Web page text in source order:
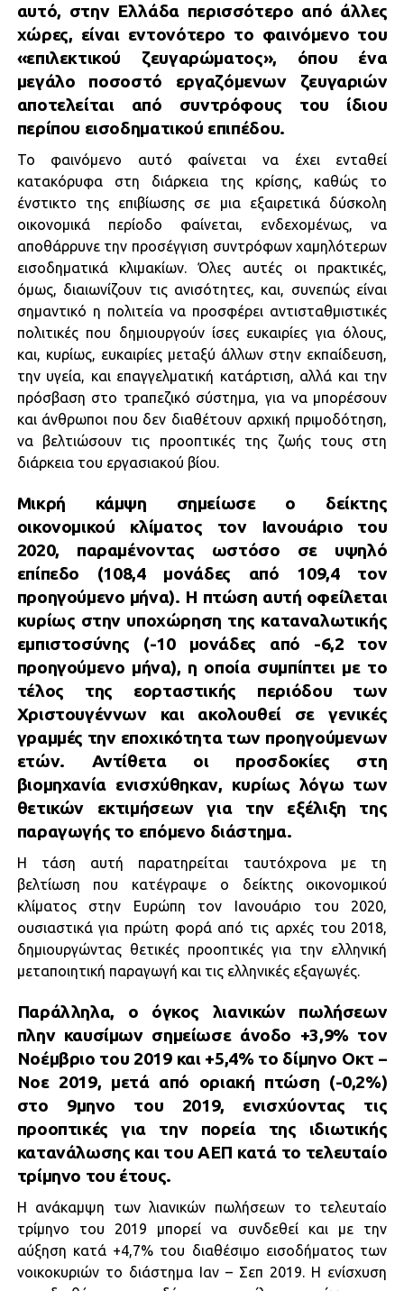
αυτό, στην Ελλάδα περισσότερο από άλλες
χώρες, είναι εντονότερο το φαινόμενο του
«επιλεκτικού ζευγαρώματος», όπου ένα
μεγάλο ποσοστό εργαζόμενων ζευγαριών
αποτελείται από συντρόφους του ίδιου
περίπου εισοδηματικού επιπέδου.
Το φαινόμενο αυτό φαίνεται να έχει ενταθεί
κατακόρυφα στη διάρκεια της κρίσης, καθώς το
ένστικτο της επιβίωσης σε μια εξαιρετικά δύσκολη
οικονομικά περίοδο φαίνεται, ενδεχομένως, να
αποθάρρυνε την προσέγγιση συντρόφων χαμηλότερων
εισοδηματικά κλιμακίων. Όλες αυτές οι πρακτικές,
όμως, διαιωνίζουν τις ανισότητες, και, συνεπώς είναι
σημαντικό η πολιτεία να προσφέρει αντισταθμιστικές
πολιτικές που δημιουργούν ίσες ευκαιρίες για όλους,
και, κυρίως, ευκαιρίες μεταξύ άλλων στην εκπαίδευση,
την υγεία, και επαγγελματική κατάρτιση, αλλά και την
πρόσβαση στο τραπεζικό σύστημα, για να μπορέσουν
και άνθρωποι που δεν διαθέτουν αρχική πριμοδότηση,
να βελτιώσουν τις προοπτικές της ζωής τους στη
διάρκεια του εργασιακού βίου.
Μικρή κάμψη σημείωσε ο δείκτης
οικονομικού κλίματος τον Ιανουάριο του
2020, παραμένοντας ωστόσο σε υψηλό
επίπεδο (108,4 μονάδες από 109,4 τον
προηγούμενο μήνα). Η πτώση αυτή οφείλεται
κυρίως στην υποχώρηση της καταναλωτικής
εμπιστοσύνης (-10 μονάδες από -6,2 τον
προηγούμενο μήνα), η οποία συμπίπτει με το
τέλος της εορταστικής περιόδου των
Χριστουγέννων και ακολουθεί σε γενικές
γραμμές την εποχικότητα των προηγούμενων
ετών. Αντίθετα οι προσδοκίες στη
βιομηχανία ενισχύθηκαν, κυρίως λόγω των
θετικών εκτιμήσεων για την εξέλιξη της
παραγωγής το επόμενο διάστημα.
Η τάση αυτή παρατηρείται ταυτόχρονα με τη
βελτίωση που κατέγραψε ο δείκτης οικονομικού
κλίματος στην Ευρώπη τον Ιανουάριο του 2020,
ουσιαστικά για πρώτη φορά από τις αρχές του 2018,
δημιουργώντας θετικές προοπτικές για την ελληνική
μεταποιητική παραγωγή και τις ελληνικές εξαγωγές.
Παράλληλα, ο όγκος λιανικών πωλήσεων
πλην καυσίμων σημείωσε άνοδο +3,9% τον
Νοέμβριο του 2019 και +5,4% το δίμηνο Οκτ –
Νοε 2019, μετά από οριακή πτώση (-0,2%)
στο 9μηνο του 2019, ενισχύοντας τις
προοπτικές για την πορεία της ιδιωτικής
κατανάλωσης και του ΑΕΠ κατά το τελευταίο
τρίμηνο του έτους.
Η ανάκαμψη των λιανικών πωλήσεων το τελευταίο
τρίμηνο του 2019 μπορεί να συνδεθεί και με την
αύξηση κατά +4,7% του διαθέσιμο εισοδήματος των
νοικοκυριών το διάστημα Ιαν – Σεπ 2019. Η ενίσχυση